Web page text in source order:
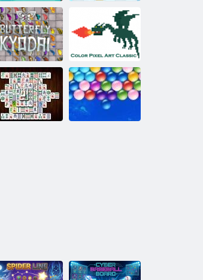
העוב ימסק 2 תויגוע קוסיר
Kyodai HD
רפרפ
יסאלק תונמא
לסקיפ עבצ